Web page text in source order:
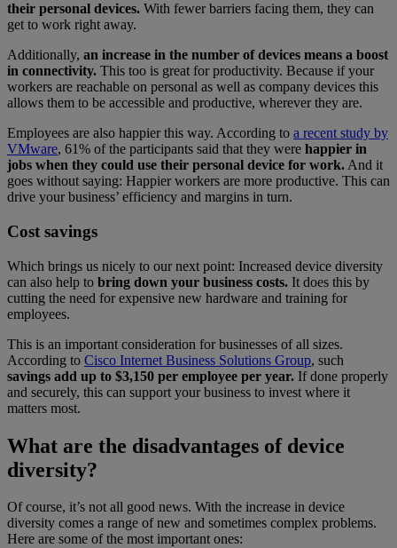
their personal devices. With fewer barriers facing them, they can
get to work right away.
Additionally, an increase in the number of devices means a boost
in connectivity. This too is great for productivity. Because if your
workers are reachable on personal as well as company devices this
allows them to be accessible and productive, wherever they are.
Employees are also happier this way. According to a recent study by
VMware, 61% of the participants said that they were happier in
jobs when they could use their personal device for work. And it
goes without saying: Happier workers are more productive. This can
drive your business’ efficiency and margins in turn.
Cost savings
Which brings us nicely to our next point: Increased device diversity
can also help to bring down your business costs. It does this by
cutting the need for expensive new hardware and training for
employees.
This is an important consideration for businesses of all sizes.
According to Cisco Internet Business Solutions Group, such
savings add up to $3,150 per employee per year. If done properly
and securely, this can support your business to invest where it
matters most.
What are the disadvantages of device
diversity?
Of course, it’s not all good news. With the increase in device
diversity comes a range of new and sometimes complex problems.
Here are some of the most important ones: